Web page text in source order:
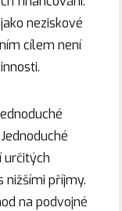
neziskové
cílem není
určitých
nižšími příjmy.
na podvojné